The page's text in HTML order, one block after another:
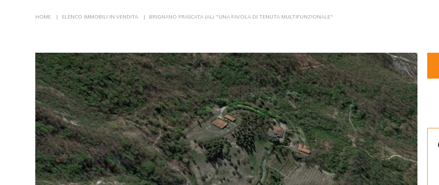
Tu
sei
qui
HOME ELENCO IMMOBILI IN VENDITA BRIGNANO FRASCATA (AL) ''UNA FAVOLA DI TENUTA MULTIFUNZIONALE''